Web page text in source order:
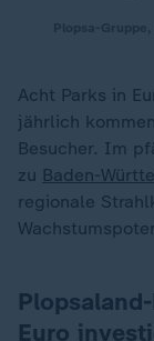
Acht Parks in
jährlich
Besucher. Im
zu Baden-
regionale
Euro